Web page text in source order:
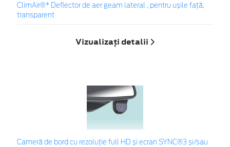
ClimAir®* Deflector de aer geam lateral , pentru ușile față,
transparent
Vizualizați detalii
Cameră de bord cu rezoluție full HD și ecran SYNC®3 și/sau